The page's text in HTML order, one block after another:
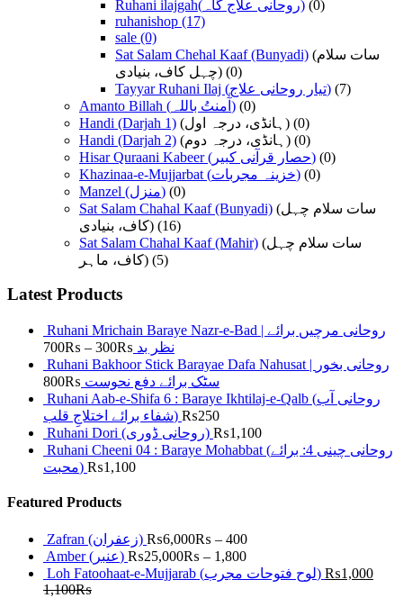
Ruhani ilajgah(روحانی علاج گاہ)
(0)
ruhanishop (17)
sale (0)
Sat Salam Chehal Kaaf (Bunyadi) (سات سلام
چہل کاف، بنیادی)
(0)
Tayyar Ruhani Ilaj (تیار روحانی علاج)
(7)
Amanto Billah (آٰمنتُ باللہ)
(0)
Handi (Darjah 1)
(ہانڈی، درجہ اول)
(0)
Handi (Darjah 2)
(ہانڈی، درجہ دوم)
(0)
Hisar Quraani Kabeer (حصار قرآنی کبیر)
(0)
Khazinaa-e-Mujjarbat (خزینہ مجربات)
(0)
Manzel (منزل)
(0)
Sat Salam Chahal Kaaf (Bunyadi) (سات سلام چہل
کاف، بنیادی)
(16)
Sat Salam Chahal Kaaf (Mahir) (سات سلام چہل
کاف، ماہر)
(5)
Latest Products
Ruhani Mrichain Baraye Nazr-e-Bad | روحانی مرچیں برائے
نظر بد ₨
300
–
₨
700
Ruhani Bakhoor Stick Barayae Dafa Nahusat | روحانی بخور
سٹک برائے دفع نحوست ₨
800
Ruhani Aab-e-Shifa 6 : Baraye Ikhtilaj-e-Qalb (روحانی آب
شفاء برائے اختلاجِ قلب) ₨250
Ruhani Dori (روحانی ڈوری) ₨1,100
Ruhani Cheeni 04 : Baraye Mohabbat (روحانی چینی 4: برائے
محبت) ₨1,100
Featured Products
Zafran (زعفران) ₨ 400
–
₨
6,000
Amber (عنبر) ₨ 1,800
–
₨
25,000
Loh Fatoohaat-e-Mujjarab (لوح فتوحات مجرب) ₨1,000
₨
1,100